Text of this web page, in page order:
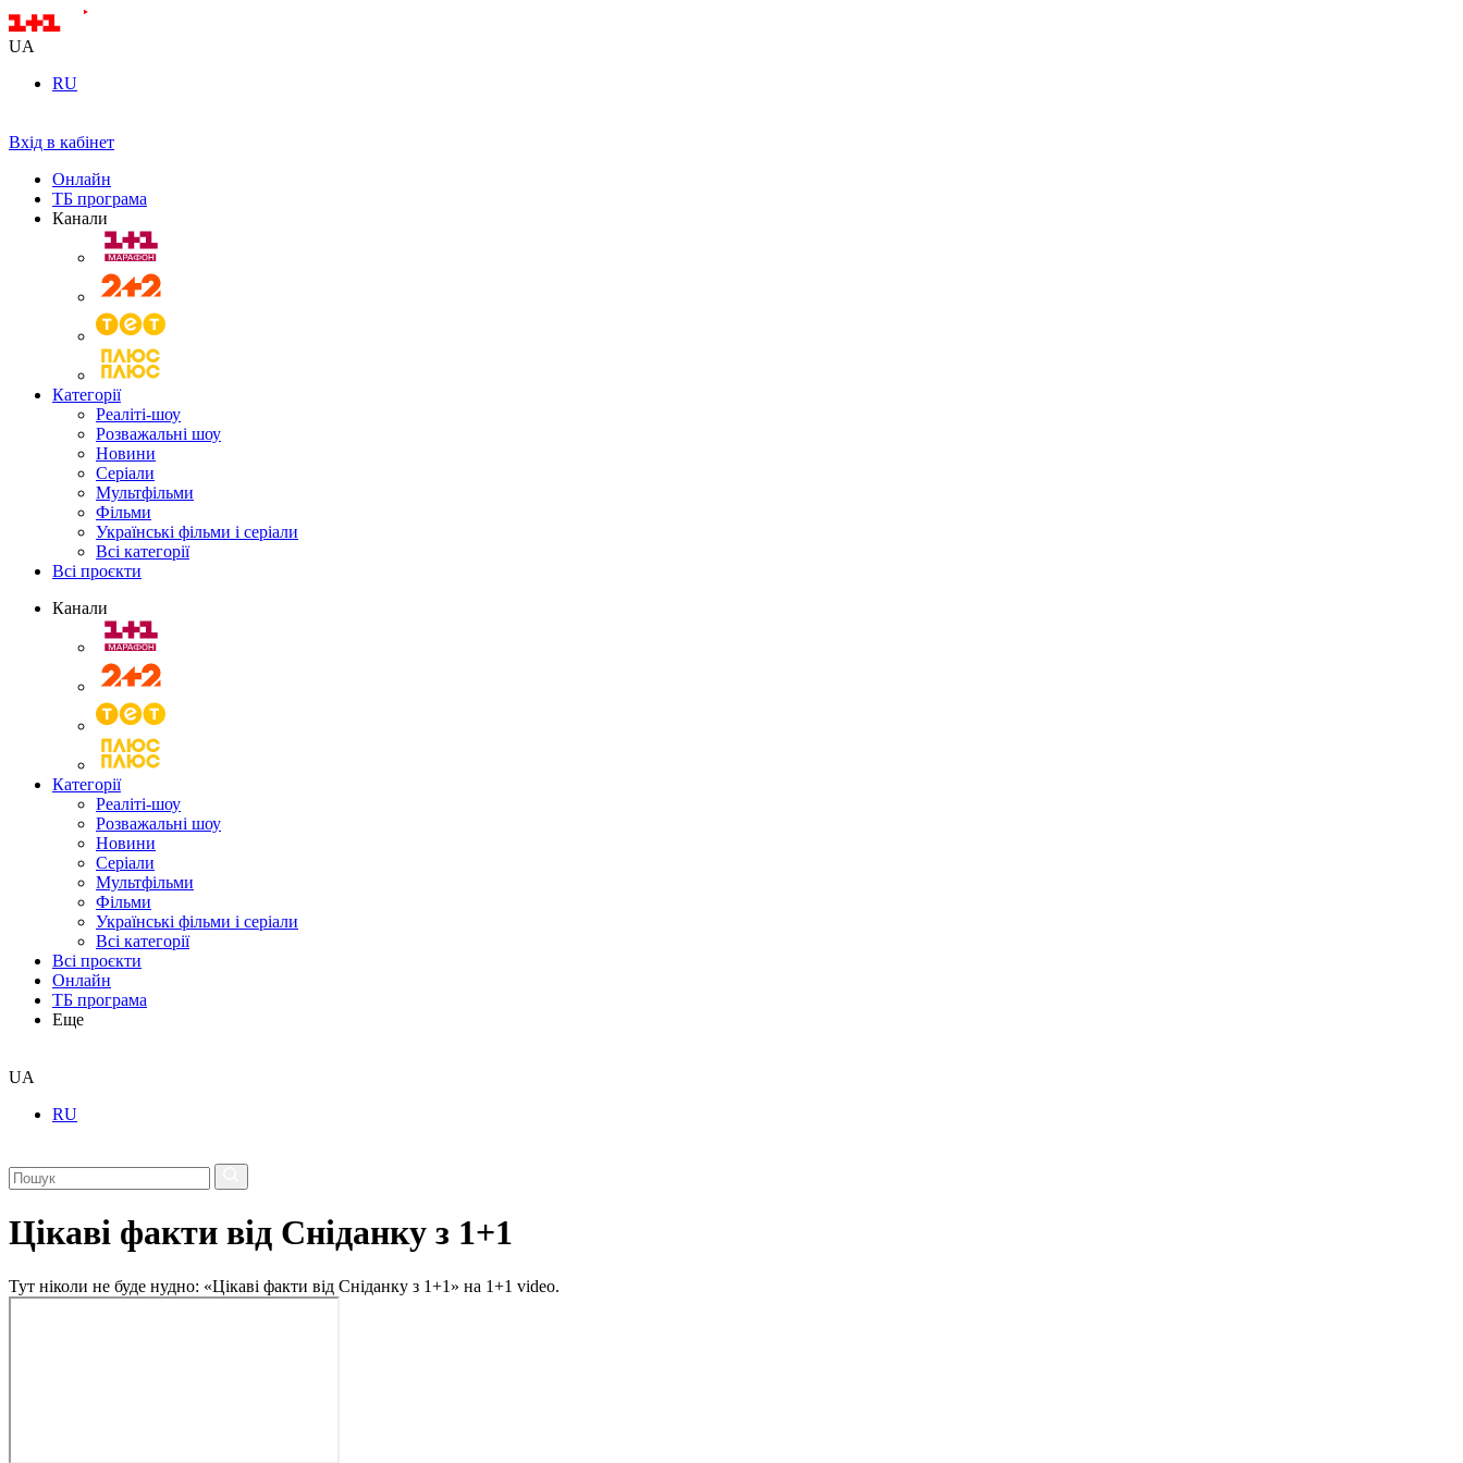
UA
RU
Вхід в кабінет
Онлайн
ТБ програма
Канали
Категорії
Реаліті-шоу
Розважальні шоу
Новини
Серіали
Мультфільми
Фільми
Українські фільми і серіали
Всі категорії
Всі проєкти
Канали
Категорії
Реаліті-шоу
Розважальні шоу
Новини
Серіали
Мультфільми
Фільми
Українські фільми і серіали
Всі категорії
Всі проєкти
Онлайн
ТБ програма
Еще
UA
RU
Цікаві факти від Сніданку з 1+1
Тут ніколи не буде нудно: «Цікаві факти від Сніданку з 1+1» на 1+1 video.